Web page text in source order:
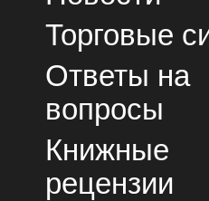
Торговые
Ответы на
вопросы
Книжные
рецензии